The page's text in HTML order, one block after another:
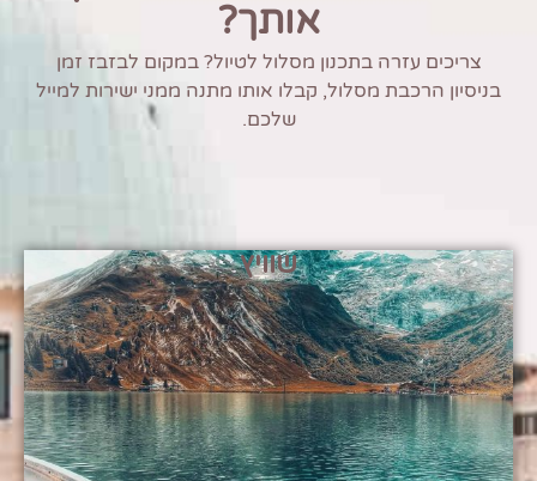
אותך?
צריכים עזרה בתכנון מסלול לטיול? במקום לבזבז זמן
בניסיון הרכבת מסלול, קבלו אותו מתנה ממני ישירות למייל
שלכם.
שוויץ